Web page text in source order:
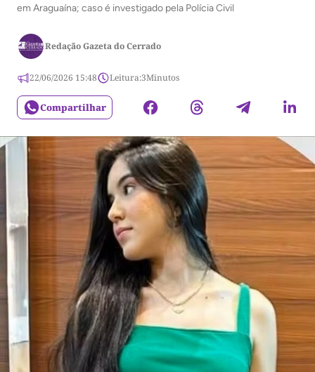
em Araguaína; caso é investigado pela Polícia Civil
Redação Gazeta do Cerrado
22/06/2026 15:48 Leitura:3Minutos
Compartilhar